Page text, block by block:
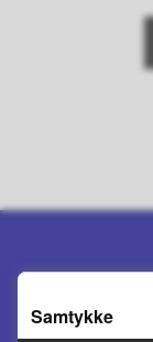
Samtykke